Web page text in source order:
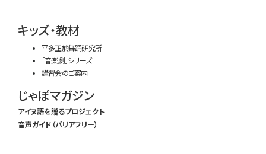
キッズ・教材
平多正於舞踊研究所
「音楽劇」シリーズ
講習会のご案内
じゃぽマガジン
アイヌ語を贈るプロジェクト
音声ガイド（バリアフリー）